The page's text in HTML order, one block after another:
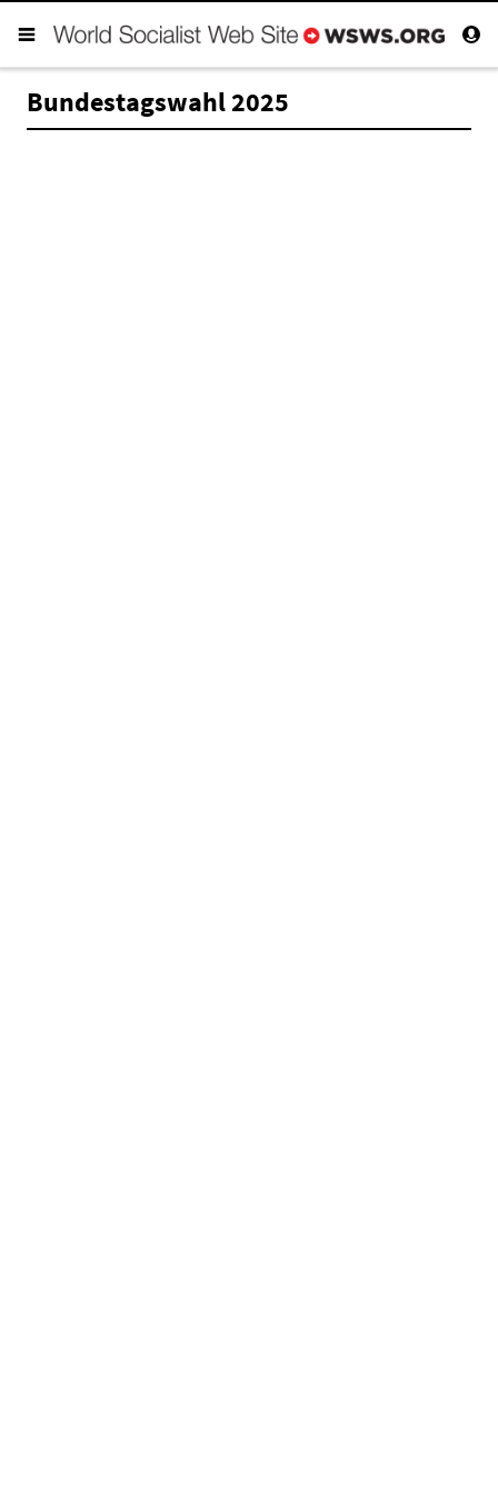
Bundestagswahl 2025